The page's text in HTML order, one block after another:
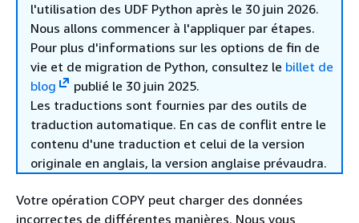
l'utilisation des UDF Python après le 30 juin 2026.
Nous allons commencer à l'appliquer par étapes.
Pour plus d'informations sur les options de fin de
vie et de migration de Python, consultez le billet de
blog
publié le 30 juin 2025.
Les traductions sont fournies par des outils de
traduction automatique. En cas de conflit entre le
contenu d'une traduction et celui de la version
originale en anglais, la version anglaise prévaudra.
Votre opération COPY peut charger des données
incorrectes de différentes manières. Nous vous